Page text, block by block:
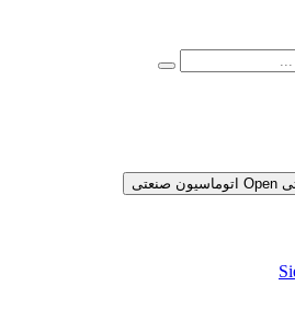
Open اتوماسیون صنعتی